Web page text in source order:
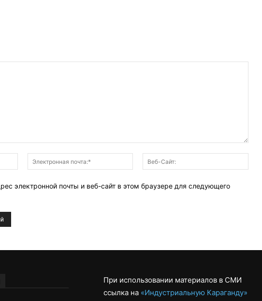
Имя:*
Электронная
почта:*
Сайт:
электронной почты и веб-сайт в этом браузере для следующего
При использовании материалов в СМИ
ссылка на «Индустриальную Караганду»